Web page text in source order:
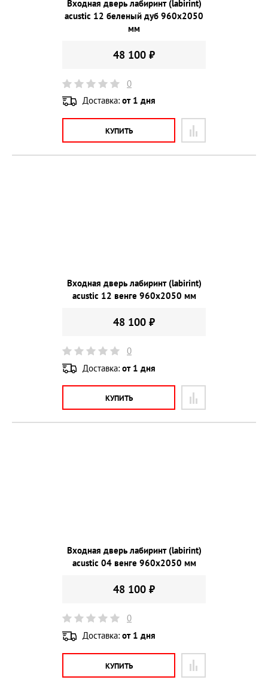
Входная дверь лабиринт (labirint)
acustic 12 беленый дуб 960х2050
мм
48 100 ₽
0
Доставка: от 1 дня
КУПИТЬ
Входная дверь лабиринт (labirint)
acustic 12 венге 960х2050 мм
48 100 ₽
0
Доставка: от 1 дня
КУПИТЬ
Входная дверь лабиринт (labirint)
acustic 04 венге 960х2050 мм
48 100 ₽
0
Доставка: от 1 дня
КУПИТЬ